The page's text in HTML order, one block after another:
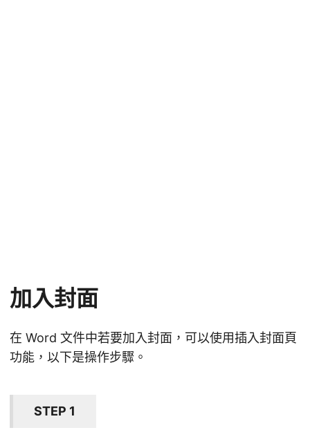
加入封面
在 Word 文件中若要加入封面，可以使用插入封面頁
功能，以下是操作步驟。
STEP 1